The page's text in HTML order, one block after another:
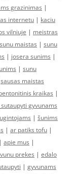
grazinimas |
internetu | kaciu
vilniuje | meistras
sunu maistas | sunu
| josera sunims |
| sunu
sausas maistas
kraikas |
gyvunams
| šunims
| ar patiks tofu |
| apie mus |
prekes | edalo
| gyvunams